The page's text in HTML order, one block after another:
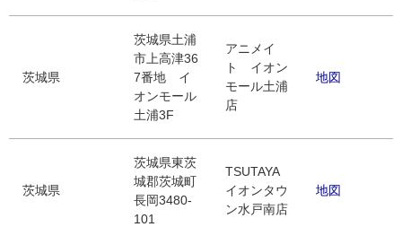
茨城県
茨城県土浦
市上高津36
7番地 イ
オンモール
土浦3F
アニメイ
ト イオン
モール土浦
店
地図
茨城県
茨城県東茨
城郡茨城町
長岡3480-
101
TSUTAYA
イオンタウ
ン水戸南店
地図